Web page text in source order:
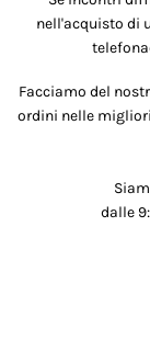
nell'acquisto di
Facciamo del
ordini nelle
dalle